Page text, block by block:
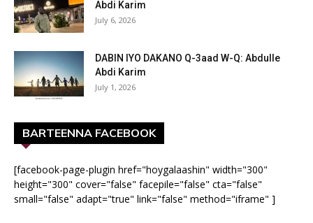
Abdi Karim
July 6, 2026
DABIN IYO DAKANO Q-3aad W-Q: Abdulle
Abdi Karim
July 1, 2026
BARTEENNA FACEBOOK
[facebook-page-plugin href="hoygalaashin" width="300"
height="300" cover="false" facepile="false" cta="false"
small="false" adapt="true" link="false" method="iframe" ]